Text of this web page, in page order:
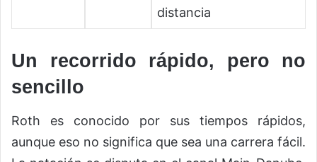
distancia
Un recorrido rápido, pero no
sencillo
Roth es conocido por sus tiempos rápidos,
aunque eso no significa que sea una carrera fácil.